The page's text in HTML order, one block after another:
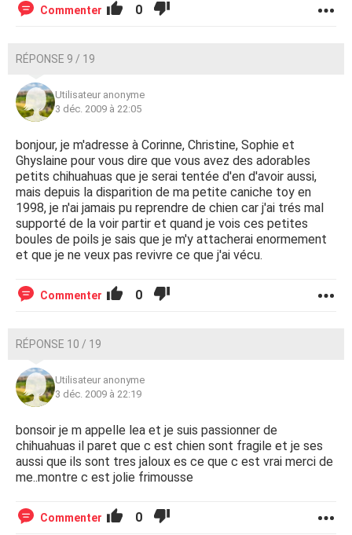
Commenter 0
RÉPONSE 9 / 19
Utilisateur anonyme
3 déc. 2009 à 22:05
bonjour, je m'adresse à Corinne, Christine, Sophie et
Ghyslaine pour vous dire que vous avez des adorables
petits chihuahuas que je serai tentée d'en d'avoir aussi,
mais depuis la disparition de ma petite caniche toy en
1998, je n'ai jamais pu reprendre de chien car j'ai trés mal
supporté de la voir partir et quand je vois ces petites
boules de poils je sais que je m'y attacherai enormement
et que je ne veux pas revivre ce que j'ai vécu.
Commenter 0
RÉPONSE 10 / 19
Utilisateur anonyme
3 déc. 2009 à 22:19
bonsoir je m appelle lea et je suis passionner de
chihuahuas il paret que c est chien sont fragile et je ses
aussi que ils sont tres jaloux es ce que c est vrai merci de
me..montre c est jolie frimousse
Commenter 0